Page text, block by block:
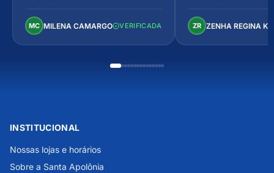
MC MILENA CAMARGO VERIFICADA
Perfeito!
ZR ZENHA REGINA
INSTITUCIONAL
Nossas lojas e horários
Sobre a Santa Apolônia